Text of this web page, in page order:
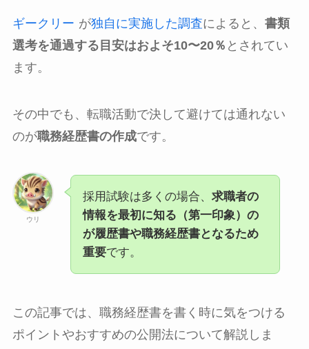
ギークリー が独自に実施した調査によると、 書類
選考を通過する目安はおよそ10〜20％ とされてい
ます。
その中でも、転職活動で決して避けては通れない
のが職務経歴書の作成です。
ウリ
採用試験は多くの場合、 求職者の
情報を最初に知る（第一印象）の
が履歴書や職務経歴書となるため
重要です。
この記事では、職務経歴書を書く時に気をつける
ポイントやおすすめの公開法について解説しま